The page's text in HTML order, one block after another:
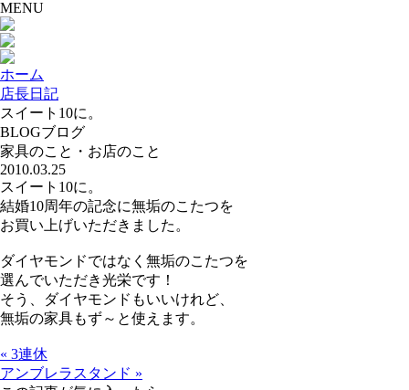
MENU
ホーム
店長日記
スイート10に。
BLOGブログ
家具のこと・お店のこと
2010.03.25
スイート10に。
結婚10周年の記念に無垢のこたつを
お買い上げいただきました。
ダイヤモンドではなく無垢のこたつを
選んでいただき光栄です！
そう、ダイヤモンドもいいけれど、
無垢の家具もず～と使えます。
« 3連休
アンブレラスタンド »